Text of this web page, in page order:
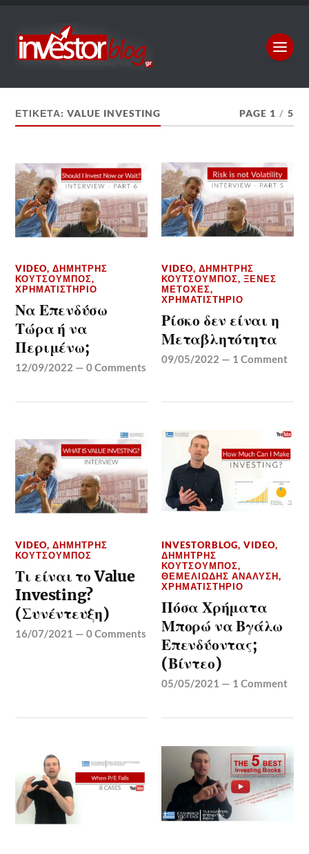
ΕΤΙΚΈΤΑ:VALUE INVESTING PAGE 1 / 5
VIDEO,ΔΗΜΉΤΡΗΣ
ΚΟΥΤΣΟΥΜΠΌΣ,
ΧΡΗΜΑΤΙΣΤΉΡΙΟ
Να Επενδύσω
Τώρα ή να
Περιμένω;
12/09/2022 —0 Comments
VIDEO,ΔΗΜΉΤΡΗΣ
ΚΟΥΤΣΟΥΜΠΌΣ,ΞΈΝΕΣ
ΜΕΤΟΧΈΣ,
ΧΡΗΜΑΤΙΣΤΉΡΙΟ
Ρίσκο δεν είναι η
Μεταβλητότητα
09/05/2022 — 1 Comment
VIDEO,ΔΗΜΉΤΡΗΣ
ΚΟΥΤΣΟΥΜΠΌΣ
Τι είναι το Value
Investing?
(Συνέντευξη)
16/07/2021 —0 Comments
INVESTORBLOG,VIDEO,
ΔΗΜΉΤΡΗΣ
ΚΟΥΤΣΟΥΜΠΌΣ,
ΘΕΜΕΛΙΏΔΗΣ ΑΝΆΛΥΣΗ,
ΧΡΗΜΑΤΙΣΤΉΡΙΟ
Πόσα Χρήματα
Μπορώ να Βγάλω
Επενδύοντας;
(Βίντεο)
05/05/2021 — 1 Comment